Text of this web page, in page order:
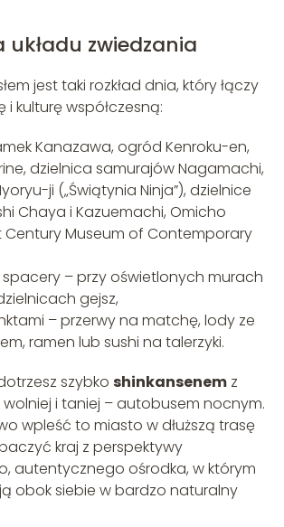
układu zwiedzania
jest taki rozkład dnia, który łączy
i kulturę współczesną:
Kanazawa, ogród Kenroku-en,
dzielnica samurajów Nagamachi,
ji („Świątynia Ninja”), dzielnice
Chaya i Kazuemachi, Omicho
Century Museum of Contemporary
– przy oświetlonych murach
gejsz,
– przerwy na matchę, lody ze
ramen lub sushi na talerzyki.
szybko shinkansenemz
wolniej i taniej – autobusem nocnym.
wpleść to miasto w dłuższą trasę
kraj z perspektywy
autentycznego ośrodka, w którym
obok siebie w bardzo naturalny